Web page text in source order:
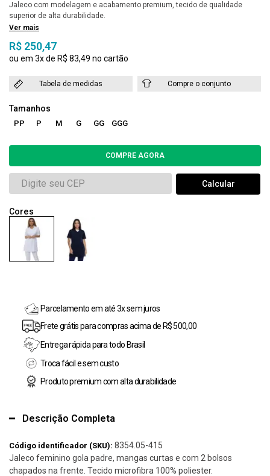
Jaleco com modelagem e acabamento premium, tecido de qualidade
superior de alta durabilidade.
Ver mais
R$ 250,47
3x R$ 83,49
Tabela de medidas Compre o conjunto
PP P M G GG GGG
Parcelamento em até 3x sem juros
Frete grátis para compras acima de R$ 500,00
Entrega rápida para todo Brasil
Troca fácil e sem custo
Produto premium com alta durabilidade
Descrição Completa
Código identificador (SKU): 8354.05-415
Jaleco feminino gola padre, mangas curtas e com 2 bolsos
chapados na frente. Tecido microfibra 100% poliester.